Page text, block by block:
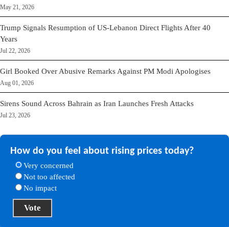
May 21, 2026
Trump Signals Resumption of US-Lebanon Direct Flights After 40
Years
Jul 22, 2026
Girl Booked Over Abusive Remarks Against PM Modi Apologises
Aug 01, 2026
Sirens Sound Across Bahrain as Iran Launches Fresh Attacks
Jul 23, 2026
How do you feel about rising prices today?
Very concerned
Not too affected
No impact